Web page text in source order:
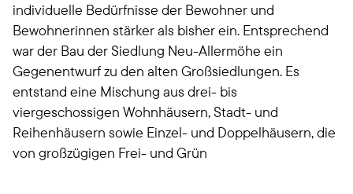
individuelle Bedürfnisse der Bewohner und
Bewohnerinnen stärker als bisher ein. Entsprechend
war der Bau der Siedlung Neu-Allermöhe ein
Gegenentwurf zu den alten Großsiedlungen. Es
entstand eine Mischung aus drei- bis
viergeschossigen Wohnhäusern, Stadt- und
Reihenhäusern sowie Einzel- und Doppelhäusern, die
von großzügigen Frei- und Grün